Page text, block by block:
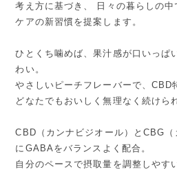
考え方に基づき、 日々の暮らしの
ケアの新習慣を提案します。
ひとくち噛めば、果汁感が口いっぱ
わい。
やさしいピーチフレーバーで、CBD
どなたでもおいしく無理なく続けら
CBD（カンナビジオール）とCBG
にGABAをバランスよく配合。
自分のペースで摂取量を調整しやす